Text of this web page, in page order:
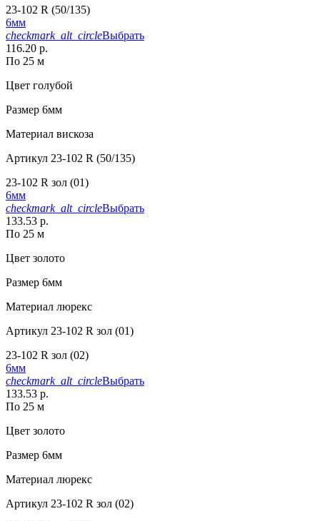
23-102 R (50/135)
6мм
checkmark_alt_circleВыбрать
116.20 р.
По 25 м
Цвет голубой
Размер 6мм
Материал вискоза
Артикул 23-102 R (50/135)
23-102 R зол (01)
6мм
checkmark_alt_circleВыбрать
133.53 р.
По 25 м
Цвет золото
Размер 6мм
Материал люрекс
Артикул 23-102 R зол (01)
23-102 R зол (02)
6мм
checkmark_alt_circleВыбрать
133.53 р.
По 25 м
Цвет золото
Размер 6мм
Материал люрекс
Артикул 23-102 R зол (02)